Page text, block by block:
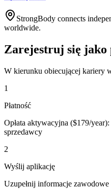
StrongBody connects
worldwide.
Zarejestruj się
W kierunku obiecującej kariery
1
Płatność
Opłata aktywacyjna ($179/
sprzedawcy
2
Wyślij aplikację
Uzupełnij informacje